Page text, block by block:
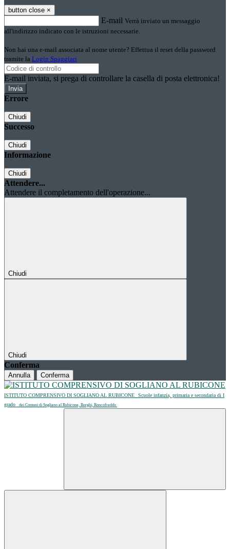
button close ×
E-mail Verrà inviato un messaggio
all'indirizzo indicato con le istruzioni necessarie.
Non hai una e-mail associata al nome utente? Effettua il reset della password
tramite la Login Spaggiari
E-mail inviata, si prega di controllare la casella di posta elettronica!
Errore
Chiudi
Successo
Chiudi
Informazione
Chiudi
Attendere...
Attendere il completamento dell'operazione...
Chiudi
Chiudi
Conferma
Annulla Conferma
ISTITUTO COMPRENSIVO DI SOGLIANO AL RUBICONE
Scuole infanzia, primaria e secondaria di I
grado
dei Comuni di Sogliano al Rubicone, Borghi, Roncofreddo